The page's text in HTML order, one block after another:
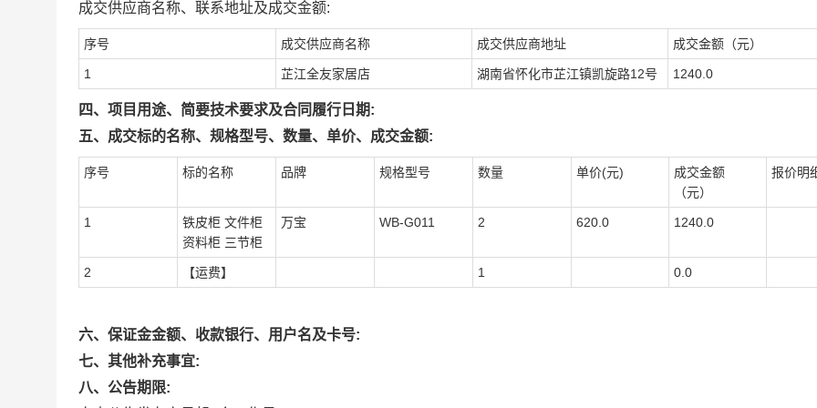
成交供应商名称、联系地址及成交金额:
序号 成交供应商名称 成交供应商地址 成交金额（元）
1 芷江全友家居店 湖南省怀化市芷江镇凯旋路12号 1240.0
四、项目用途、简要技术要求及合同履行日期:
五、成交标的名称、规格型号、数量、单价、成交金额:
序号 标的名称 品牌 规格型号 数量 单价(元)
成交金额
（元）
报价明
1
铁皮柜 文件柜
资料柜 三节柜
万宝 WB-G011 2 620.0 1240.0
2 【运费】 1 0.0
六、保证金金额、收款银行、用户名及卡号:
七、其他补充事宜:
八、公告期限: